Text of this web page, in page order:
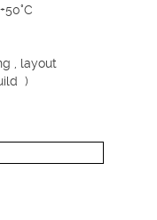
, layout
)